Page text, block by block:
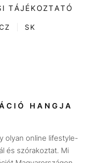
TÁJÉKOZTATÓ
SK
HANGJA
olyan online lifestyle-
és szórakoztat. Mi